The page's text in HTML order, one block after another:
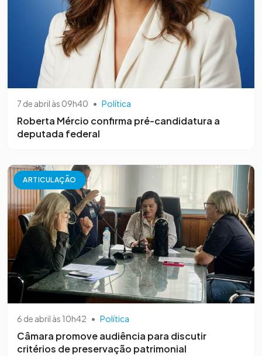
7 de abril às 09h40 • Política
Roberta Mércio confirma pré-candidatura a
deputada federal
ARTICULAÇÃO
6 de abril às 10h42 • Política
Câmara promove audiência para discutir
critérios de preservação patrimonial